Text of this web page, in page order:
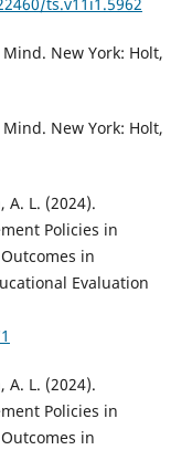
New York: Holt,
New York: Holt,
A. L. (2024).
Policies in
in
Evaluation
A. L. (2024).
Policies in
in